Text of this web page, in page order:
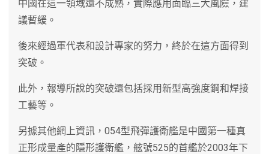
中國在這一領域還不成熟，實際應用面臨三大風險，建
議暫緩。
後來經過軍代表和設計專家的努力，終於在這方面得到
突破。
此外，報導所說的突破還包括採用新型高強度鋼和焊接
工藝等。
另據其他網上資訊，054型飛彈護衛艦是中國第一種真
正形成量產的隱形護衛艦，舷號525的首艦於2003年下